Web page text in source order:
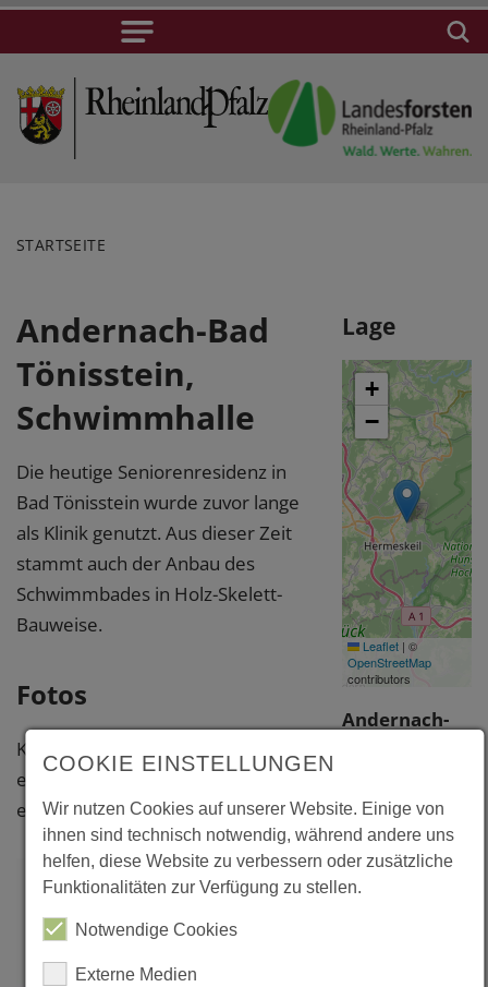
STARTSEITE
Andernach-Bad
Tönisstein,
Schwimmhalle
Die heutige Seniorenresidenz in
Bad Tönisstein wurde zuvor lange
als Klinik genutzt. Aus dieser Zeit
stammt auch der Anbau des
Schwimmbades in Holz-Skelett-
Bauweise.
Fotos
Klicken Sie bitte auf das Foto, um
eine vergrößerte Darstellung zu
erhalten.
Lage
+
−
Leaflet | ©
OpenStreetMap
contributors
Andernach-
Schwimmhalle
Bad Tönisstein
56626
COOKIE EINSTELLUNGEN
Wir nutzen Cookies auf unserer Website. Einige von
ihnen sind technisch notwendig, während andere uns
helfen, diese Website zu verbessern oder zusätzliche
Funktionalitäten zur Verfügung zu stellen.
Notwendige Cookies
Externe Medien